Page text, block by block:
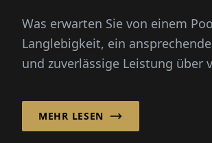
Was erwarten Sie von einem
Langlebigkeit, ein
und zuverlässige Leistung über
MEHR LESEN